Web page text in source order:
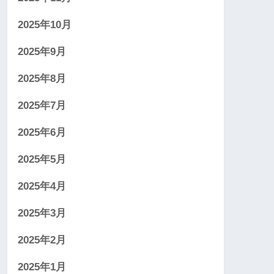
2025年10月
2025年9月
2025年8月
2025年7月
2025年6月
2025年5月
2025年4月
2025年3月
2025年2月
2025年1月